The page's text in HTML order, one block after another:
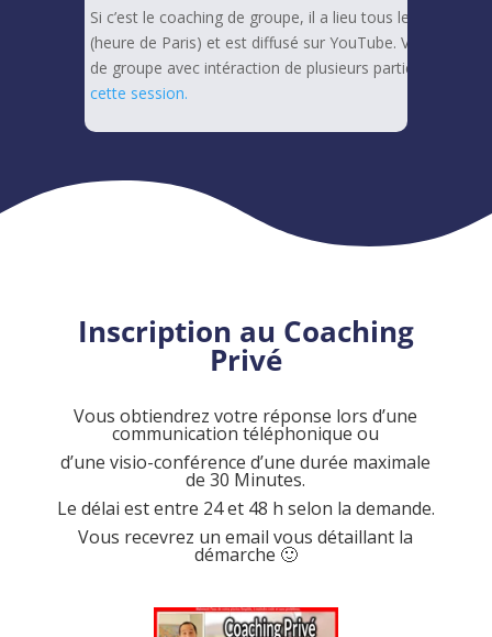
Si c’est le coaching de groupe, il a lieu tous les Samedi
(heure de Paris) et est diffusé sur YouTube. Voici une
de groupe avec intéraction de plusieurs participants,
cette session.
Inscription au Coaching
Privé
Vous obtiendrez votre réponse lors d’une
communication téléphonique ou
d’une visio-conférence d’une durée maximale
de 30 Minutes.
Le délai est entre 24 et 48 h selon la demande.
Vous recevrez un email vous détaillant la
démarche 🙂